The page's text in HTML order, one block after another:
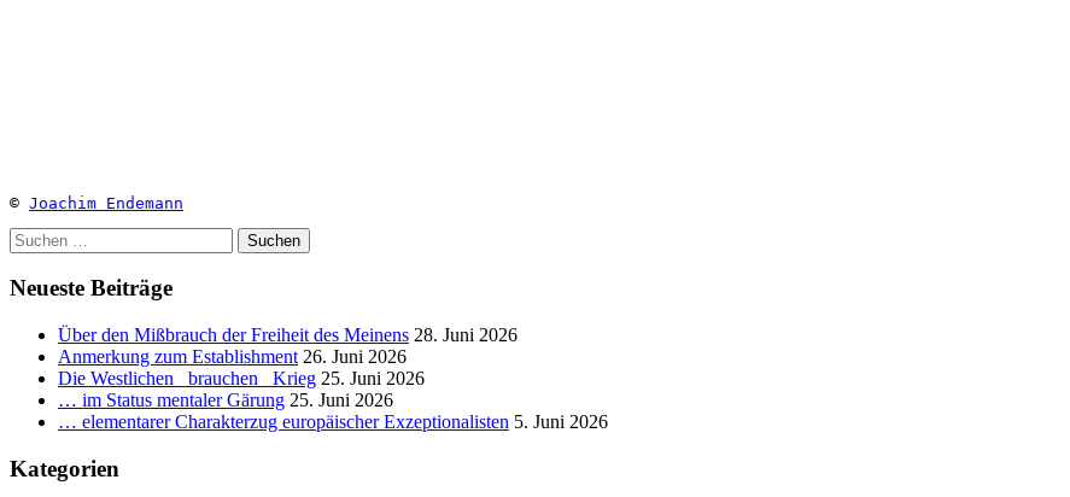
© Joachim Endemann
Suchen
nach:
Neueste Beiträge
Über den Mißbrauch der Freiheit des Meinens 28. Juni 2026
Anmerkung zum Establishment 26. Juni 2026
Die Westlichen _brauchen_ Krieg 25. Juni 2026
… im Status mentaler Gärung 25. Juni 2026
… elementarer Charakterzug europäischer Exzeptionalisten 5. Juni 2026
Kategorien